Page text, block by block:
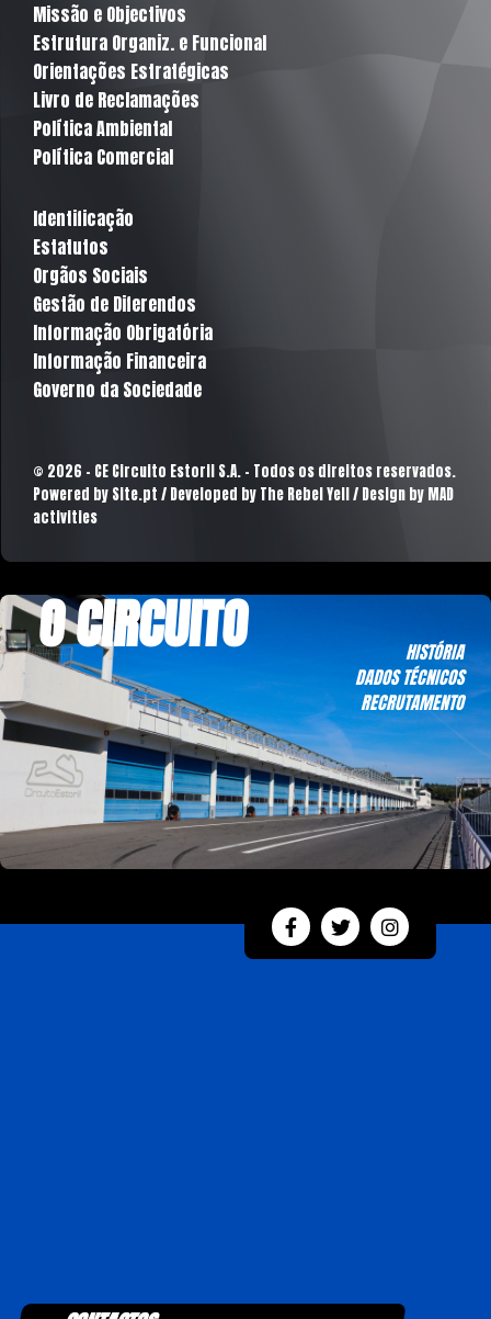
Missão e Objectivos
Estrutura Organiz. e Funcional
Orientações Estratégicas
Livro de Reclamações
Política Ambiental
Política Comercial
Identificação
Estatutos
Orgãos Sociais
Gestão de Diferendos
Informação Obrigatória
Informação Financeira
Governo da Sociedade
© 2026 - CE Circuito Estoril S.A. - Todos os direitos reservados.
Powered by Site.pt / Developed by The Rebel Yell / Design by MAD
activities
O CIRCUITO
HISTÓRIA
DADOS TÉCNICOS
RECRUTAMENTO